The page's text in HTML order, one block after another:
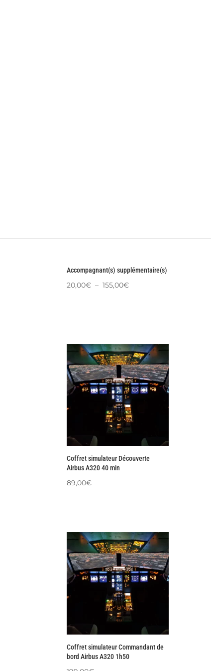
Accompagnant(s) supplémentaire(s)
20,00€ – 155,00€Plage
155,00€
Coffret simulateur Découverte
Airbus A320 40 min
89,00€
Coffret simulateur Commandant de
bord Airbus A320 1h50